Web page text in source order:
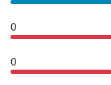
0
0